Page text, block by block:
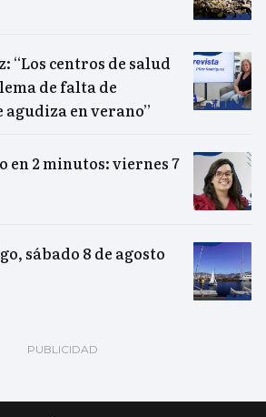
“Los centros de salud
de falta de
agudiza en verano”
en 2 minutos: viernes 7
sábado 8 de agosto